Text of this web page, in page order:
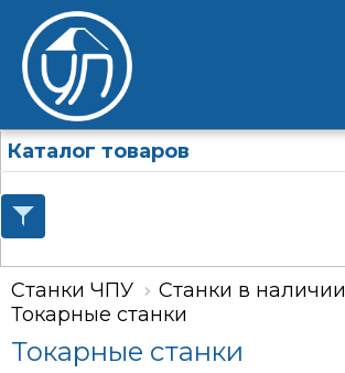
Каталог товаров
Станки ЧПУ
Станки в наличии
Токарные станки
Токарные станки